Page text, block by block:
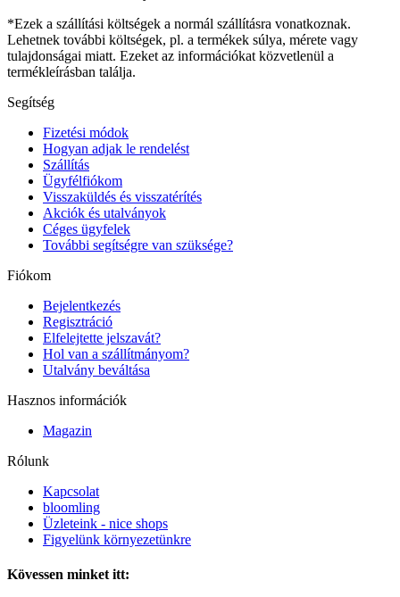
*Ezek a szállítási költségek a normál szállításra vonatkoznak.
Lehetnek további költségek, pl. a termékek súlya, mérete vagy
tulajdonságai miatt. Ezeket az információkat közvetlenül a
termékleírásban találja.
Segítség
Fizetési módok
Hogyan adjak le rendelést
Szállítás
Ügyfélfiókom
Visszaküldés és visszatérítés
Akciók és utalványok
Céges ügyfelek
További segítségre van szüksége?
Fiókom
Bejelentkezés
Regisztráció
Elfelejtette jelszavát?
Hol van a szállítmányom?
Utalvány beváltása
Hasznos információk
Magazin
Rólunk
Kapcsolat
bloomling
Üzleteink - nice shops
Figyelünk környezetünkre
Kövessen minket itt: